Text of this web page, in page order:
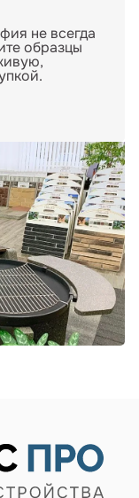
не всегда
образцы